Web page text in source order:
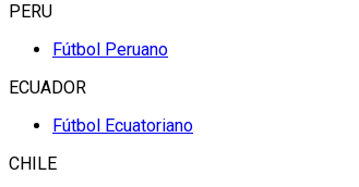
PERU
Fútbol Peruano
ECUADOR
Fútbol Ecuatoriano
CHILE